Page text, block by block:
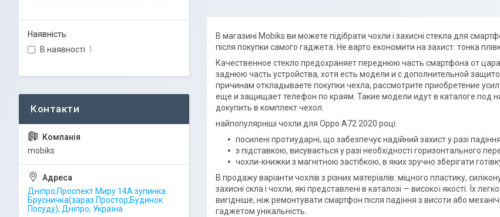
В магазині Mobiks ви можете підібрати чохли і захисні стекла для
після покупки самого гаджета. Не варто економити на захист: тонка
Качественное стекло предохраняет переднюю часть смартфона от
заднюю часть устройства, хотя есть модели и с дополнительной
причинам откладываете покупки чехла, рассмотрите приобретение
еще и защищает телефон по краям. Такие модели идут в каталоге под
докупить в комплект чехол.
найпопулярніші чохли для Oppo A72 2020 році:
посилені протиударні, що забезпечує надійний захист у разі
з підставкою, висувається у разі необхідності горизонтального
чохли-книжки з магнітною застібкою, в яких зручно зберігати
В продажу варіанти чохлів з різних матеріалів: міцного пластику,
захисні скла і чохли, які представлені в каталозі — високої якості. Їх
вигідніше, ніж ремонтувати смартфон після падіння з висоти або
гаджетом унікальність.
Наявність
В наявності 1
mobiks
Дніпро,Проспект Миру 14А зупинка
Брусничка(зараз Простор,Будинок
Посуду), Дніпро, Україна